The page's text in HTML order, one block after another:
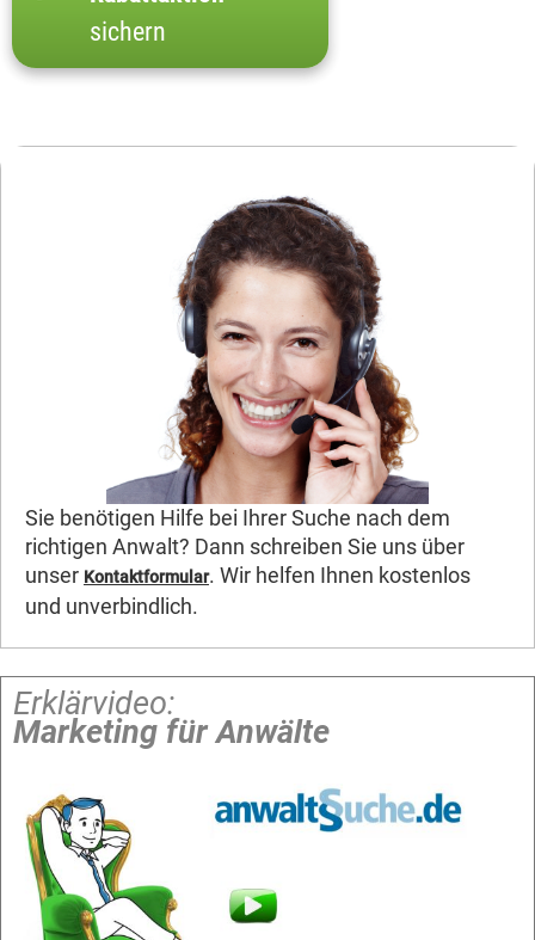
sichern
Sie benötigen Hilfe bei Ihrer Suche nach dem
richtigen Anwalt? Dann schreiben Sie uns über
unser Kontaktformular. Wir helfen Ihnen kostenlos
und unverbindlich.
Erklärvideo:
Marketing für Anwälte